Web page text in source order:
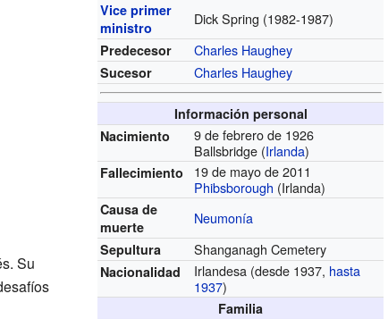
Vice primer
ministro
Dick Spring (1982-1987)
Predecesor Charles Haughey
Sucesor Charles Haughey
Información personal
Nacimiento
9 de febrero de 1926
Ballsbridge (Irlanda)
Fallecimiento
19 de mayo de 2011
Phibsborough (Irlanda)
Causa de
muerte
Neumonía
Sepultura Shanganagh Cemetery
Nacionalidad Irlandesa (desde 1937, hasta
1937)
Familia
Su